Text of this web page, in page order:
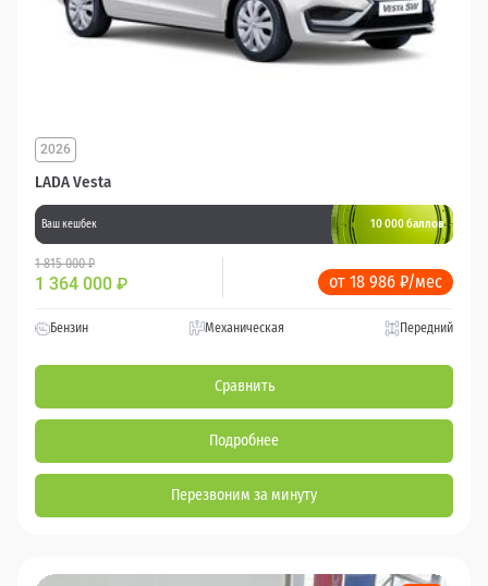
LADA Vesta
2026
Ваш кешбек 10 000 баллов
1 815 000 ₽
1 364 000 ₽ от 18 986 ₽/мес
Бензин Механическая Передний
Сравнить
Подробнее
Перезвоним за минуту